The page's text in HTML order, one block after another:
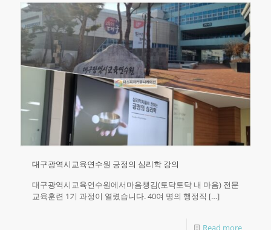
대구광역시교육연수원 긍정의 심리학 강의
대구광역시교육연수원에서마음챙김(토닥토닥 내 마음) 전문
교육훈련 1기 과정이 열렸습니다. 40여 명의 행정직 […]
Read more